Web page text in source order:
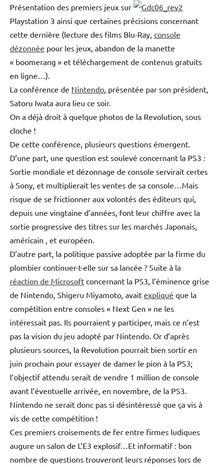
Présentation des premiers jeux sur
Playstation 3 ainsi que certaines précisions concernant
cette dernière (lecture des films Blu-Ray, console
dézonnée pour les jeux, abandon de la manette
« boomerang » et téléchargement de contenus gratuits
en ligne…).
La conférence de Nintendo , présentée par son président,
Satoru Iwata aura lieu ce soir.
On a déjà droit à quelque photos de la Revolution, sous
cloche !
De cette conférence, plusieurs questions émergent.
D’une part, une question est soulevé concernant la PS3 :
Sortie mondiale et dézonnage de console servirait certes
à Sony, et multiplierait les ventes de sa console…Mais
risque de se frictionner aux volontés des éditeurs qui,
depuis une vingtaine d’années, font leur chiffre avec la
sortie progressive des titres sur les marchés Japonais,
américain , et européen.
D’autre part, la politique passive adoptée par la firme du
plombier continuer-t-elle sur sa lancée ? Suite à la
réaction de Microsoft concernant la PS3, l’éminence grise
de Nintendo, Shigeru Miyamoto, avait expliqué que la
compétition entre consoles « Next Gen » ne les
intéressait pas. Ils pourraient y participer, mais ce n’est
pas la vision du jeu adopté par Nintendo. Or d’après
plusieurs sources, la Revolution pourrait bien sortir en
juin prochain pour essayer de damer le pion à la PS3;
l’objectif attendu serait de vendre 1 million de console
avant l’éventuelle arrivée, en novembre, de la PS3.
Nintendo ne serait donc pas si désintéressé que ça vis à
vis de cette compétition !
Ces premiers croisements de fer entre firmes ludiques
augure un salon de L’E3 explosif…Et informatif : bon
nombre de questions trouveront leurs réponses lors de